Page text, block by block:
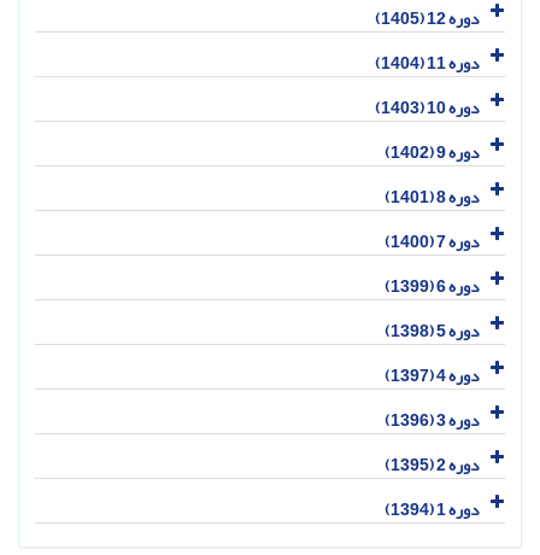
دوره 12 (1405)
دوره 11 (1404)
دوره 10 (1403)
دوره 9 (1402)
دوره 8 (1401)
دوره 7 (1400)
دوره 6 (1399)
دوره 5 (1398)
دوره 4 (1397)
دوره 3 (1396)
دوره 2 (1395)
دوره 1 (1394)